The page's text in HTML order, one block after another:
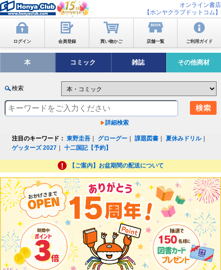
オンライン書店
【ホンヤクラブドットコム】
ログイン 会員登録 買い物かご 店舗一覧 ご利用ガイド
本 コミック 雑誌 その他商材
検索
詳細検索
注目のキーワード： 東野圭吾 グローグー ｜課題図書 ｜夏休みドリル｜
ゲッターズ 2027 ｜十二国記【予約】
【ご案内】お盆期間の配送について